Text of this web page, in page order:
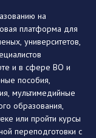
на
платформа для
университетов,
и в сфере ВО и
пособия,
мультимедийные
образования,
или пройти курсы
переподготовки с